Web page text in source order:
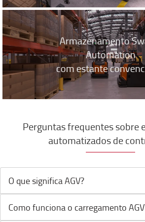
Armazenamento
Automation
com estante
Perguntas frequentes sobre
automatizados de
O que significa AGV?
Como funciona o carregamento